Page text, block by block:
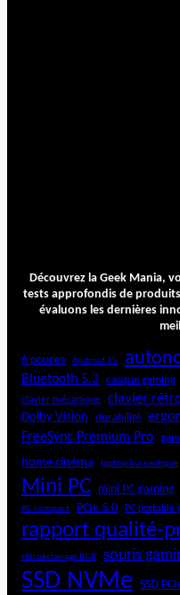
Découvrez la Geek Mania,
tests approfondis de
évaluons les dernières
6 pouces Android 15
Bluetooth 5.3 casque gaming
clavier mécanique clavier
Dolby Vision durabilité
FreeSync Premium Pro
home cinéma laptop bureautique
Mini PC mini PC gaming
PC compact PCIe 5.0 PC portable
rapport qualité-
rétroéclairage RGB souris
SSD NVMe SSD